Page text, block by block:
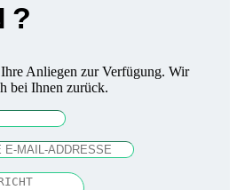
Anliegen zur Verfügung. Wir
bei Ihnen zurück.